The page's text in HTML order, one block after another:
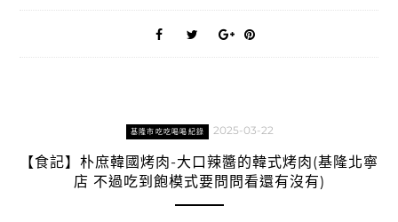
基隆市吃吃喝喝紀錄 2025-03-22
【食記】朴庶韓國烤肉-大口辣醬的韓式烤肉(基隆北寧
店 不過吃到飽模式要問問看還有沒有)